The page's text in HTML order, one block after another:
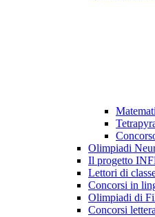
Olimpiadi
Il progetto
Lettori di
Concorsi in
Olimpiadi di
Concorsi